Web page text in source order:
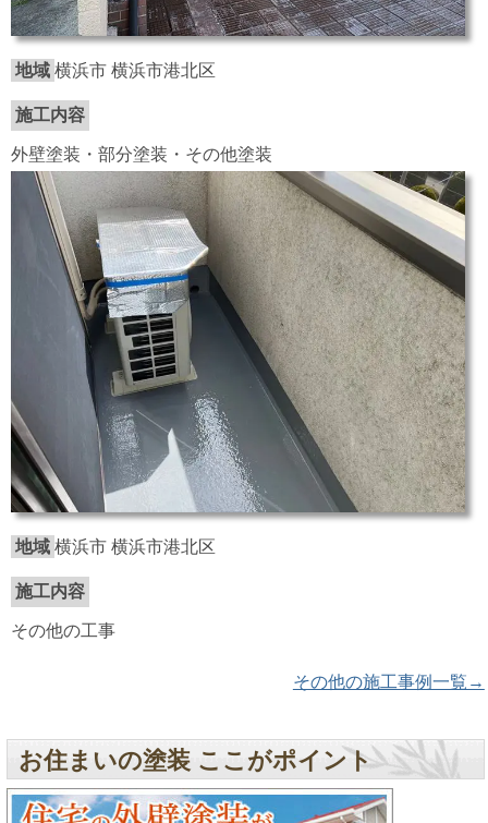
地域 横浜市 横浜市港北区
施工内容
外壁塗装・部分塗装・その他塗装
地域 横浜市 横浜市港北区
施工内容
その他の工事
その他の施工事例一覧→
お住まいの塗装 ここがポイント